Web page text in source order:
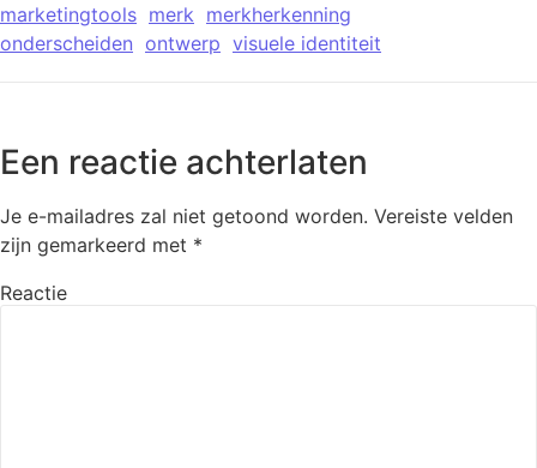
marketingtools merk merkherkenning
onderscheiden ontwerp visuele identiteit
Een reactie achterlaten
Je e-mailadres zal niet getoond worden. Vereiste velden
zijn gemarkeerd met *
Reactie